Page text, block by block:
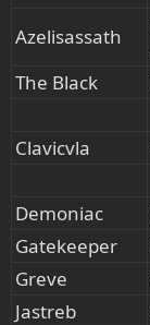
Azelisassath
The Black
Clavicvla
Demoniac
Gatekeeper
Greve
Jastreb